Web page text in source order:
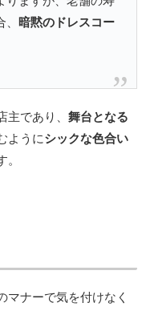
暗黙のドレスコー
であり、 舞台となる
ようにシックな色合い
マナーで気を付けなく